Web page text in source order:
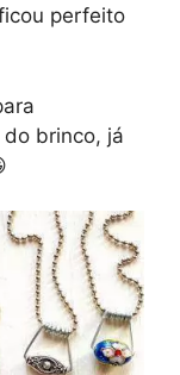
perfeito
brinco, já